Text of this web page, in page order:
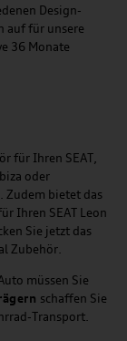
Design-
auf für unsere
36 Monate
für Ihren SEAT,
oder
Zudem bietet das
Ihren SEAT Leon
Sie jetzt das
Zubehör.
müssen Sie
schaffen Sie
Transport.